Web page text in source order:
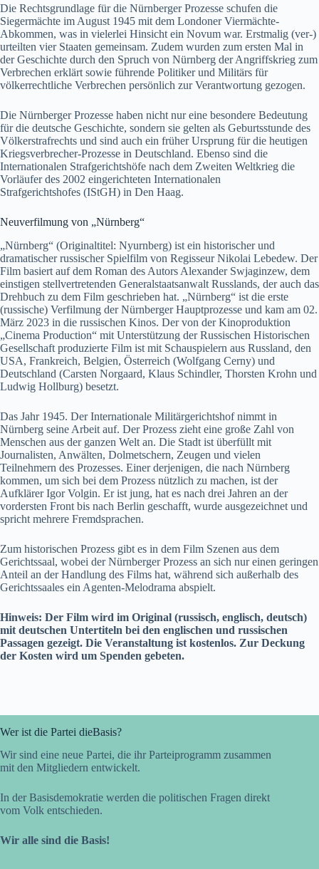
Die Rechtsgrundlage für die Nürnberger Prozesse schufen die
Siegermächte im August 1945 mit dem Londoner Viermächte-
Abkommen, was in vielerlei Hinsicht ein Novum war. Erstmalig (ver-)
urteilten vier Staaten gemeinsam. Zudem wurden zum ersten Mal in
der Geschichte durch den Spruch von Nürnberg der Angriffskrieg zum
Verbrechen erklärt sowie führende Politiker und Militärs für
völkerrechtliche Verbrechen persönlich zur Verantwortung gezogen.
Die Nürnberger Prozesse haben nicht nur eine besondere Bedeutung
für die deutsche Geschichte, sondern sie gelten als Geburtsstunde des
Völkerstrafrechts und sind auch ein früher Ursprung für die heutigen
Kriegsverbrecher-Prozesse in Deutschland. Ebenso sind die
Internationalen Strafgerichtshöfe nach dem Zweiten Weltkrieg die
Vorläufer des 2002 eingerichteten Internationalen
Strafgerichtshofes (IStGH) in Den Haag.
Neuverfilmung von „Nürnberg“
„Nürnberg“ (Originaltitel: Nyurnberg) ist ein historischer und
dramatischer russischer Spielfilm von Regisseur Nikolai Lebedew. Der
Film basiert auf dem Roman des Autors Alexander Swjaginzew, dem
einstigen stellvertretenden Generalstaatsanwalt Russlands, der auch das
Drehbuch zu dem Film geschrieben hat. „Nürnberg“ ist die erste
(russische) Verfilmung der Nürnberger Hauptprozesse und kam am 02.
März 2023 in die russischen Kinos. Der von der Kinoproduktion
„Cinema Production“ mit Unterstützung der Russischen Historischen
Gesellschaft produzierte Film ist mit Schauspielern aus Russland, den
USA, Frankreich, Belgien, Österreich (Wolfgang Cerny) und
Deutschland (Carsten Norgaard, Klaus Schindler, Thorsten Krohn und
Ludwig Hollburg) besetzt.
Das Jahr 1945. Der Internationale Militärgerichtshof nimmt in
Nürnberg seine Arbeit auf. Der Prozess zieht eine große Zahl von
Menschen aus der ganzen Welt an. Die Stadt ist überfüllt mit
Journalisten, Anwälten, Dolmetschern, Zeugen und vielen
Teilnehmern des Prozesses. Einer derjenigen, die nach Nürnberg
kommen, um sich bei dem Prozess nützlich zu machen, ist der
Aufklärer Igor Volgin. Er ist jung, hat es nach drei Jahren an der
vordersten Front bis nach Berlin geschafft, wurde ausgezeichnet und
spricht mehrere Fremdsprachen.
Zum historischen Prozess gibt es in dem Film Szenen aus dem
Gerichtssaal, wobei der Nürnberger Prozess an sich nur einen geringen
Anteil an der Handlung des Films hat, während sich außerhalb des
Gerichtssaales ein Agenten-Melodrama abspielt.
Hinweis: Der Film wird im Original (russisch, englisch, deutsch)
mit deutschen Untertiteln bei den englischen und russischen
Passagen gezeigt. Die Veranstaltung ist kostenlos. Zur Deckung
der Kosten wird um Spenden gebeten.
Wer ist die Partei dieBasis?
Wir sind eine neue Partei, die ihr Parteiprogramm zusammen
mit den Mitgliedern entwickelt.
In der Basisdemokratie werden die politischen Fragen direkt
vom Volk entschieden.
Wir alle sind die Basis!